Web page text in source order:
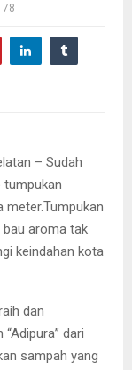
– Sudah
tumpukan
meter.Tumpukan
aroma tak
keindahan kota
dan
dari
sampah yang